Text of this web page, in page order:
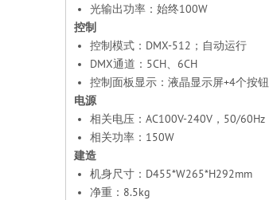
光输出功率：始终100W
控制
控制模式：DMX-512；自动运行
DMX通道：5CH、6CH
控制面板显示：液晶显示屏+4个按钮
电源
相关电压：AC100V-240V，50/60Hz
相关功率：150W
建造
机身尺寸：D455*W265*H292mm
净重：8.5kg